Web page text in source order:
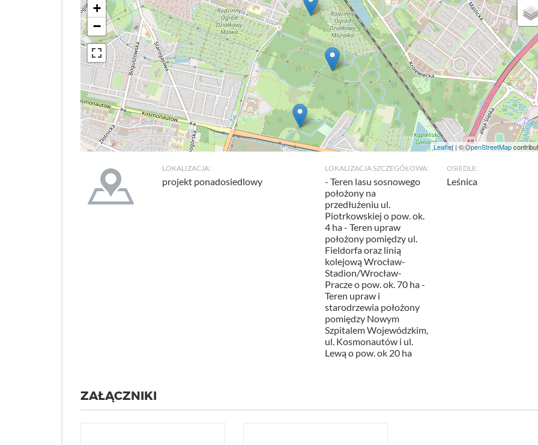
+
−
Leaflet| ©OpenStreetMap
LOKALIZACJA:
projekt ponadosiedlowy
LOKALIZACJA SZCZEGÓŁOWA:
- Teren lasu sosnowego
położony na
przedłużeniu ul.
Piotrkowskiej o pow. ok.
4 ha - Teren upraw
położony pomiędzy ul.
Fieldorfa oraz linią
kolejową Wrocław-
Stadion/Wrocław-
Pracze o pow. ok. 70 ha -
Teren upraw i
starodrzewia położony
pomiędzy Nowym
Szpitalem Wojewódzkim,
ul. Kosmonautów i ul.
Lewą o pow. ok 20 ha
OSIEDLE:
Leśnica
ZAŁĄCZNIKI